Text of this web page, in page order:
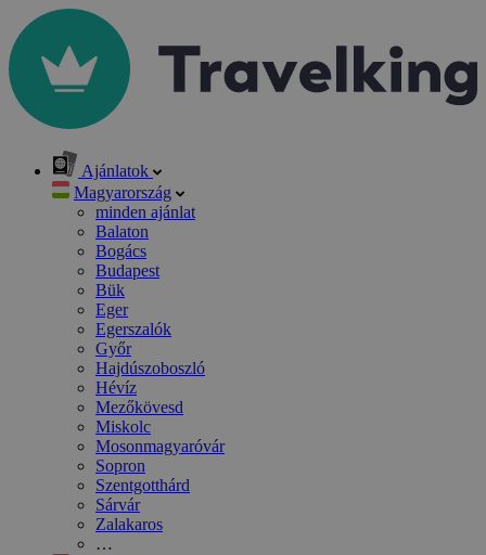
Ajánlatok
Magyarország
minden ajánlat
Balaton
Bogács
Budapest
Bük
Eger
Egerszalók
Győr
Hajdúszoboszló
Hévíz
Mezőkövesd
Miskolc
Mosonmagyaróvár
Sopron
Szentgotthárd
Sárvár
Zalakaros
…